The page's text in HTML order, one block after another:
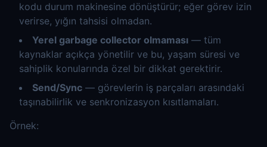
kodu durum makinesine dönüştürür; eğer görev izin
verirse, yığın tahsisi olmadan.
Yerel garbage collector olmaması — tüm
kaynaklar açıkça yönetilir ve bu, yaşam süresi ve
sahiplik konularında özel bir dikkat gerektirir.
Send/Sync — görevlerin iş parçaları arasındaki
taşınabilirlik ve senkronizasyon kısıtlamaları.
Örnek: